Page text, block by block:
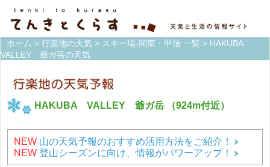
ホーム > 行楽地の天気 > スキー場-関東・甲信 一覧 > HAKUBA
VALLEY 爺ガ岳の天気
HAKUBA VALLEY 爺ガ岳 （924m付近）
NEW 山の天気予報のおすすめ活用方法をご紹介！
NEW 登山シーズンに向け、情報がパワーアップ！